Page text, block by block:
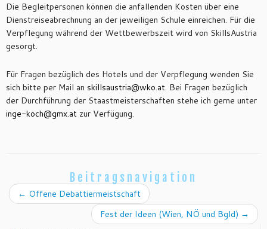
Die Begleitpersonen können die anfallenden Kosten über eine
Dienstreiseabrechnung an der jeweiligen Schule einreichen. Für die
Verpflegung während der Wettbewerbszeit wird von SkillsAustria
gesorgt.
Für Fragen bezüglich des Hotels und der Verpflegung wenden Sie
sich bitte per Mail an skillsaustria@wko.at. Bei Fragen bezüglich
der Durchführung der Staastmeisterschaften stehe ich gerne unter
inge-koch@gmx.at zur Verfügung.
Beitragsnavigation
← Offene Debattiermeistschaft
Fest der Ideen (Wien, NÖ und Bgld) →